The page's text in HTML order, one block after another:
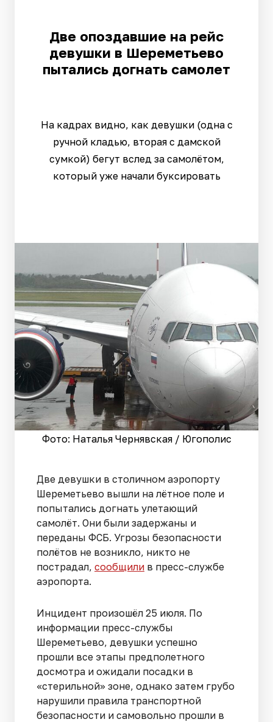
Две опоздавшие на рейс
девушки в Шереметьево
пытались догнать самолет
На кадрах видно, как девушки (одна с
ручной кладью, вторая с дамской
сумкой) бегут вслед за самолётом,
который уже начали буксировать
Фото: Наталья Чернявская / Югополис
Две девушки в столичном аэропорту
Шереметьево вышли на лётное поле и
попытались догнать улетающий
самолёт. Они были задержаны и
переданы ФСБ. Угрозы безопасности
полётов не возникло, никто не
пострадал, сообщили в пресс-службе
аэропорта.
Инцидент произошёл 25 июля. По
информации пресс-службы
Шереметьево, девушки успешно
прошли все этапы предполетного
досмотра и ожидали посадки в
«стерильной» зоне, однако затем грубо
нарушили правила транспортной
безопасности и самовольно прошли в